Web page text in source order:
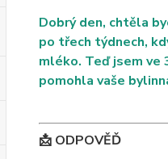
Dobrý den, chtěla
po třech týdnech,
mléko. Teď jsem
pomohla vaše
📩 ODPOVĚĎ